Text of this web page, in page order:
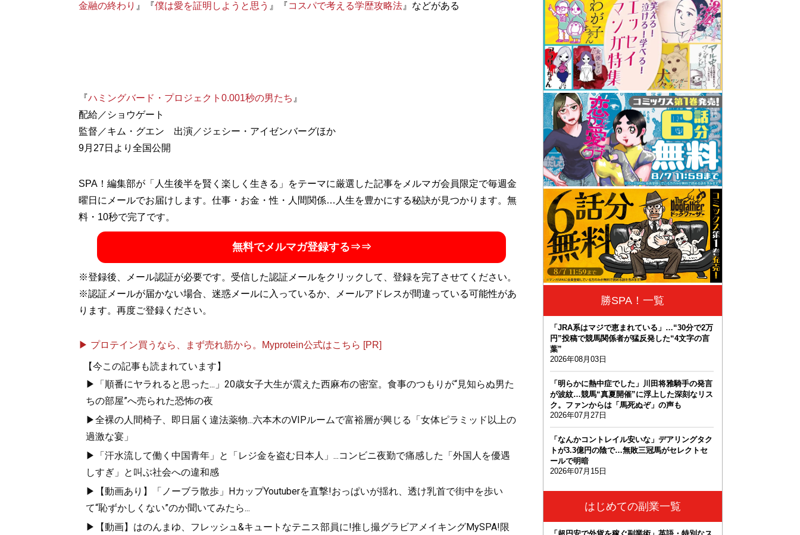
金融の終わり 』『僕は愛を証明しようと思う 』『コスパで考える学歴攻略法』などがある
『ハミングバード・プロジェクト0.001秒の男たち 』
配給／ショウゲート
監督／キム・グエン 出演／ジェシー・アイゼンバーグほか
9月27日より全国公開
SPA！編集部が「人生後半を賢く楽しく生きる」をテーマに厳選した記事をメルマガ会員限定で毎週金
曜日にメールでお届けします。仕事・お金・性・人間関係…人生を豊かにする秘訣が見つかります。無
料・10秒で完了です。
無料でメルマガ登録する⇒⇒
※登録後、メール認証が必要です。受信した認証メールをクリックして、登録を完了させてください。
※認証メールが届かない場合、迷惑メールに入っているか、メールアドレスが間違っている可能性があ
ります。再度ご登録ください。
▶ プロテイン買うなら、まず売れ筋から。Myprotein公式はこちら [PR]
【今この記事も読まれています】
▶「順番にヤラれると思った...」20歳女子大生が震えた西麻布の密室。食事のつもりが“見知らぬ男た
ちの部屋”へ売られた恐怖の夜
▶全裸の人間椅子、即日届く違法薬物...六本木のVIPルームで富裕層が興じる「女体ピラミッド以上の
過激な宴」
▶「汗水流して働く中国青年」と「レジ金を盗む日本人」...コンビニ夜勤で痛感した「外国人を優遇
しすぎ」と叫ぶ社会への違和感
▶【動画あり】「ノーブラ散歩」HカップYoutuberを直撃!おっぱいが揺れ、透け乳首で街中を歩い
て“恥ずかしくない”のか聞いてみたら...
▶【動画】はのんまゆ、フレッシュ&キュートなテニス部員に!推し撮グラビアメイキングMySPA!限
勝SPA！一覧
「JRA系はマジで恵まれている」…“30分で2万
円”投稿で競馬関係者が猛反発した“4文字の言
葉”
2026年08月03日
「明らかに熱中症でした」川田将雅騎手の発言
が波紋…競馬“真夏開催”に浮上した深刻なリス
ク。ファンからは「馬死ぬぞ」の声も
2026年07月27日
「なんかコントレイル安いな」デアリングタク
トが3.3億円の陰で…無敗三冠馬がセレクトセ
ールで明暗
2026年07月15日
はじめての副業一覧